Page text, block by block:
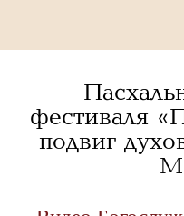
фестиваля
подвиг